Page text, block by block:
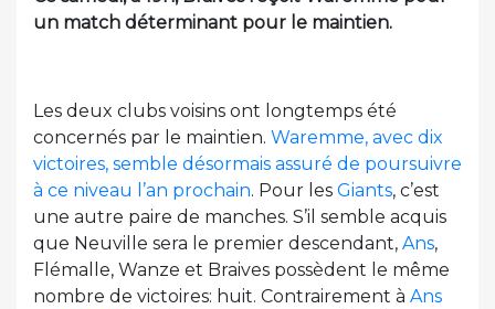
un match déterminant pour le maintien.
Les deux clubs voisins ont longtemps été
concernés par le maintien. Waremme, avec dix
victoires, semble désormais assuré de poursuivre
à ce niveau l’an prochain. Pour les Giants, c’est
une autre paire de manches. S’il semble acquis
que Neuville sera le premier descendant, Ans,
Flémalle, Wanze et Braives possèdent le même
nombre de victoires: huit. Contrairement à Ans